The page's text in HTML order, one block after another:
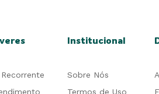
Institucional
Sobre Nós
Termos de Uso